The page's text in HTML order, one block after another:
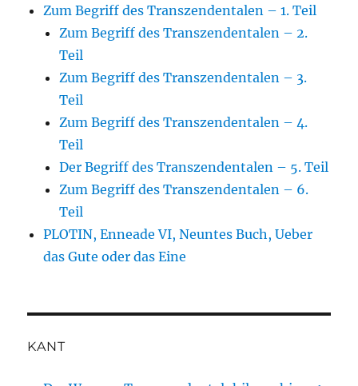
Zum Begriff des Transzendentalen – 1. Teil
Zum Begriff des Transzendentalen – 2.
Teil
Zum Begriff des Transzendentalen – 3.
Teil
Zum Begriff des Transzendentalen – 4.
Teil
Der Begriff des Transzendentalen – 5. Teil
Zum Begriff des Transzendentalen – 6.
Teil
PLOTIN, Enneade VI, Neuntes Buch, Ueber
das Gute oder das Eine
KANT